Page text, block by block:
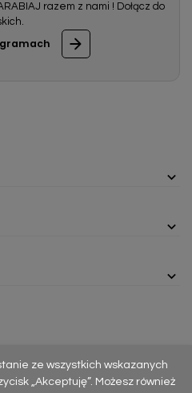
razem z nami ! Dołącz do
ze wszystkich wskazanych
„Akceptuję”. Możesz również